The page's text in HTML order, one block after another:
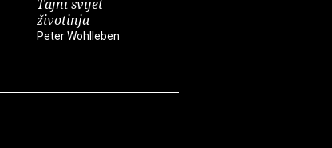
Tajni svijet
životinja
Peter Wohlleben